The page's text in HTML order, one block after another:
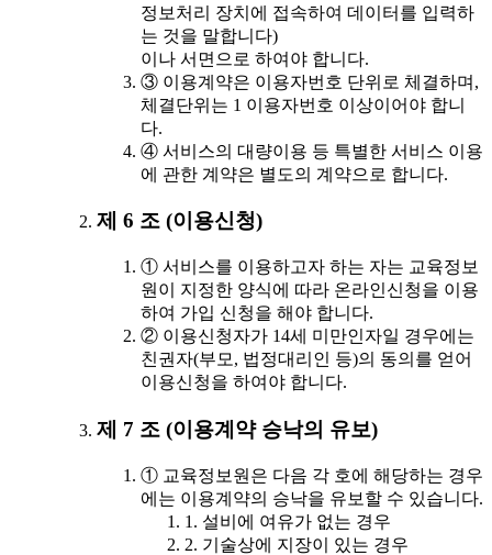
정보처리 장치에 접속하여 데이터를 입력하
는 것을 말합니다)
이나 서면으로 하여야 합니다.
③ 이용계약은 이용자번호 단위로 체결하며,
체결단위는 1 이용자번호 이상이어야 합니
다.
④ 서비스의 대량이용 등 특별한 서비스 이용
에 관한 계약은 별도의 계약으로 합니다.
제 6 조 (이용신청)
① 서비스를 이용하고자 하는 자는 교육정보
원이 지정한 양식에 따라 온라인신청을 이용
하여 가입 신청을 해야 합니다.
② 이용신청자가 14세 미만인자일 경우에는
친권자(부모, 법정대리인 등)의 동의를 얻어
이용신청을 하여야 합니다.
제 7 조 (이용계약 승낙의 유보)
① 교육정보원은 다음 각 호에 해당하는 경우
에는 이용계약의 승낙을 유보할 수 있습니다.
1. 설비에 여유가 없는 경우
2. 기술상에 지장이 있는 경우